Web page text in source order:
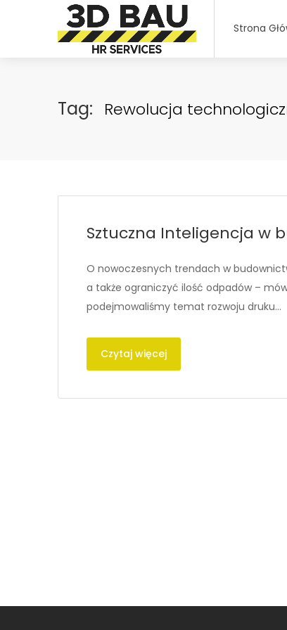
Strona
Tag: Rewolucja
Sztuczna Inteligencja w
O nowoczesnych trendach w
a także ograniczyć ilość odpadów –
podejmowaliśmy temat rozwoju druku…
Czytaj więcej